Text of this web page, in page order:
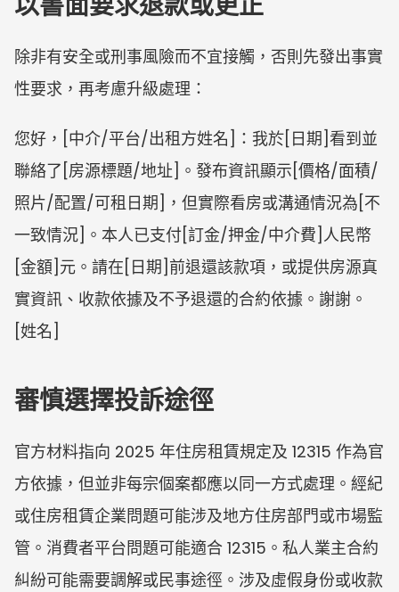
除非有安全或刑事風險而不宜接觸，否則先發出事實
性要求，再考慮升級處理：
您好，[中介/平台/出租方姓名]：我於[日期]看到並
聯絡了[房源標題/地址]。發布資訊顯示[價格/面積/
照片/配置/可租日期]，但實際看房或溝通情況為[不
一致情況]。本人已支付[訂金/押金/中介費]人民幣
[金額]元。請在[日期]前退還該款項，或提供房源真
實資訊、收款依據及不予退還的合約依據。謝謝。
[姓名]
審慎選擇投訴途徑
官方材料指向 2025 年住房租賃規定及 12315 作為官
方依據，但並非每宗個案都應以同一方式處理。經紀
或住房租賃企業問題可能涉及地方住房部門或市場監
管。消費者平台問題可能適合 12315。私人業主合約
糾紛可能需要調解或民事途徑。涉及虛假身份或收款